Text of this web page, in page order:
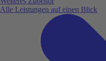
Alle Leistungen auf einen Blick